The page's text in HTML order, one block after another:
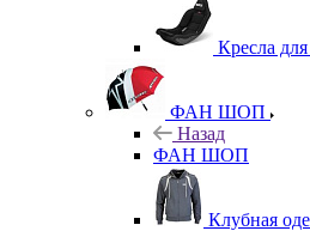
Кресла
ФАН ШОП
Назад
ФАН ШОП
Клубная